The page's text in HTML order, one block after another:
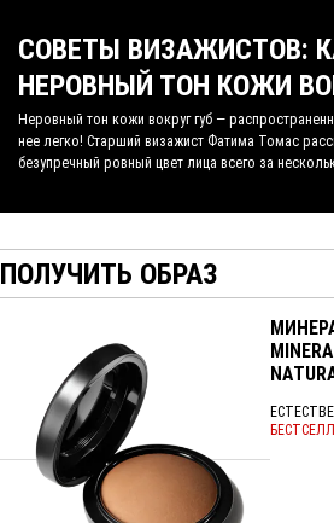
СОВЕТЫ ВИЗАЖИСТОВ:
НЕРОВНЫЙ ТОН КОЖИ
Неровный тон кожи вокруг губ —
нее легко! Старший визажист Фатима Томас
безупречный ровный цвет лица всего за
ПОЛУЧИТЬ ОБРАЗ